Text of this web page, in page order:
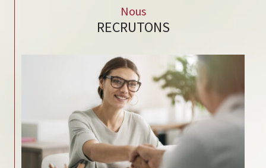
Nous
RECRUTONS